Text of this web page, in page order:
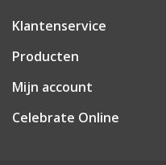
Klantenservice
Producten
Mijn account
Celebrate Online